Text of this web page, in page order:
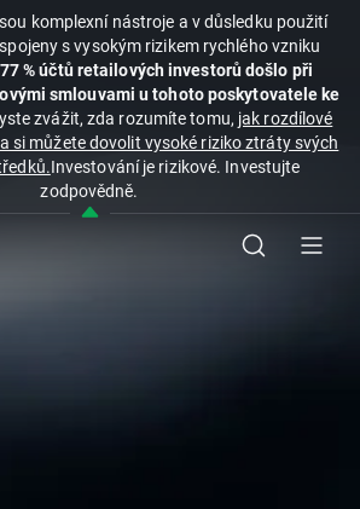
komplexní nástroje a v důsledku použití
s vysokým rizikem rychlého vzniku
% účtů retailových investorů došlo při
smlouvami u tohoto poskytovatele ke
zvážit, zda rozumíte tomu, jak rozdílové
si můžete dovolit vysoké riziko ztráty svých
Investování je rizikové. Investujte
zodpovědně.